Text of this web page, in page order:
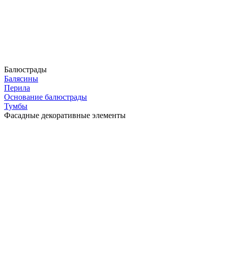
Балюстрады
Балясины
Перила
Основание балюстрады
Тумбы
Фасадные декоративные элементы